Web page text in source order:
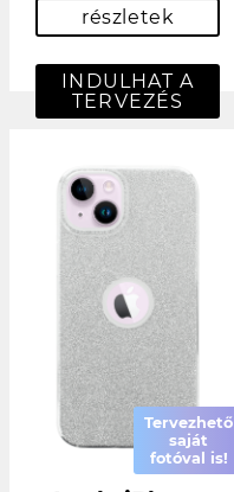
részletek
INDULHAT A
TERVEZÉS
Tervezhető
saját
fotóval is!